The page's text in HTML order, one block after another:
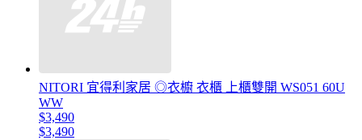
NITORI 宜得利家居 ◎衣櫥 衣櫃 上櫃雙開 WS051 60U
WW
$3,490
$3,490